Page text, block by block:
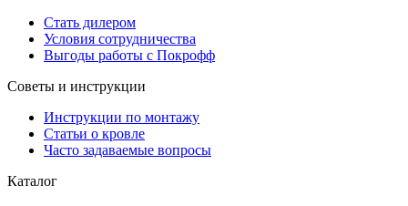
Стать дилером
Условия сотрудничества
Выгоды работы с Покрофф
Советы и инструкции
Инструкции по монтажу
Статьи о кровле
Часто задаваемые вопросы
Каталог